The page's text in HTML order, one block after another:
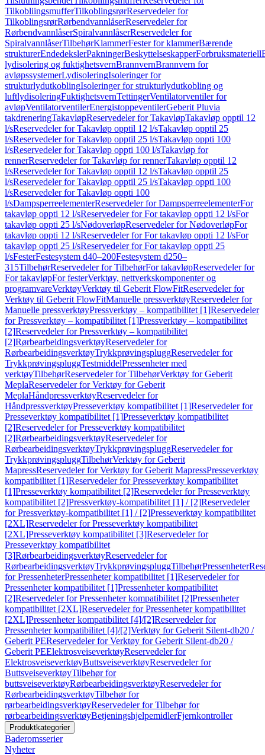
TilkobliingsmufferTilkoblingsrørReservedeler for
TilkoblingsrørRørbendvannlåserReservedeler for
RørbendvannlåserSpiralvannlåserReservedeler for
SpiralvannlåserTilbehørKlammerFester for klammerBærende
strukturerEndedekslerPakningerBeskyttelseskapperForbruksmateriell
lydisolering og fuktighetsvernBrannvernBrannvern for
avløpssystemerLydisoleringIsoleringer for
strukturlydutkoblingIsoleringer for strukturlydutkobling og
luftlydisoleringFuktighetsvernTettingerVentilatorventiler for
avløpVentilatorventilerEnergistoppeventilerGeberit Pluvia
takdreneringTakavløpReservedeler for TakavløpTakavløp opptil 12
l/sReservedeler for Takavløp opptil 12 l/sTakavløp opptil 25
l/sReservedeler for Takavløp opptil 25 l/sTakavløp oppti 100
l/sReservedeler for Takavløp oppti 100 l/sTakavløp for
rennerReservedeler for Takavløp for rennerTakavløp opptil 12
l/sReservedeler for Takavløp opptil 12 l/sTakavløp opptil 25
l/sReservedeler for Takavløp opptil 25 l/sTakavløp oppti 100
l/sReservedeler for Takavløp oppti 100
l/sDampsperreelementerReservedeler for DampsperreelementerFor
takavløp oppti 12 l/sReservedeler for For takavløp oppti 12 l/sFor
takavløp oppti 25 l/sNødoverløpReservedeler for NødoverløpFor
takavløp oppti 12 l/sReservedeler for For takavløp oppti 12 l/sFor
takavløp oppti 25 l/sReservedeler for For takavløp oppti 25
l/sFesterFestesystem d40–200Festesystem d250–
315TilbehørReservedeler for TilbehørFor takavløpReservedeler for
For takavløpFor festerVerktøy, nettverkskomponenter og
programvareVerktøyVerktøy til Geberit FlowFitReservedeler for
Verktøy til Geberit FlowFitManuelle pressverktøyReservedeler for
Manuelle pressverktøyPressverktøy – kompatibilitet [1]Reservedeler
for Pressverktøy – kompatibilitet [1]Pressverktøy – kompatibilitet
[2]Reservedeler for Pressverktøy – kompatibilitet
[2]RørbearbeidingsverktøyReservedeler for
RørbearbeidingsverktøyTrykkprøvingspluggReservedeler for
TrykkprøvingspluggTestmiddelPressenheter med
verktøyTilbehørReservedeler for TilbehørVerktøy for Geberit
MeplaReservedeler for Verktøy for Geberit
MeplaHåndpressverktøyReservedeler for
HåndpressverktøyPresseverktøy kompatibilitet [1]Reservedeler for
Presseverktøy kompatibilitet [1]Presseverktøy kompatibilitet
[2]Reservedeler for Presseverktøy kompatibilitet
[2]RørbearbeidingsverktøyReservedeler for
RørbearbeidingsverktøyTrykkprøvingspluggReservedeler for
TrykkprøvingspluggTilbehørVerktøy for Geberit
MapressReservedeler for Verktøy for Geberit MapressPresseverktøy
kompatibilitet [1]Reservedeler for Presseverktøy kompatibilitet
[1]Presseverktøy kompatibilitet [2]Reservedeler for Presseverktøy
kompatibilitet [2]Pressverktøy-kompatibilitet [1] / [2]Reservedeler
for Pressverktøy-kompatibilitet [1] / [2]Presseverktøy kompatibilitet
[2XL]Reservedeler for Presseverktøy kompatibilitet
[2XL]Presseverktøy kompatibilitet [3]Reservedeler for
Presseverktøy kompatibilitet
[3]RørbearbeidingsverktøyReservedeler for
RørbearbeidingsverktøyTrykkprøvingspluggTilbehørPressenheter
for PressenheterPressenheter kompatibilitet [1]Reservedeler for
Pressenheter kompatibilitet [1]Pressenheter kompatibilitet
[2]Reservedeler for Pressenheter kompatibilitet [2]Pressenheter
kompatibilitet [2XL]Reservedeler for Pressenheter kompatibilitet
[2XL]Pressenheter kompatibilitet [4]/[2]Reservedeler for
Pressenheter kompatibilitet [4]/[2]Verktøy for Geberit Silent-db20 /
Geberit PEReservedeler for Verktøy for Geberit Silent-db20 /
Geberit PEElektrosveiseverktøyReservedeler for
ElektrosveiseverktøyButtsveiseverktøyReservedeler for
ButtsveiseverktøyTilbehør for
buttsveiseverktøyRørbearbeidingsverktøyReservedeler for
RørbearbeidingsverktøyTilbehør for
rørbearbeidingsverktøyReservedeler for Tilbehør for
rørbearbeidingsverktøyBetjeningshjelpemidlerFjernkontroller
Produktkategorier
Baderomsserier
Nyheter